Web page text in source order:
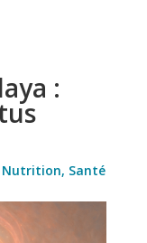
:
Nutrition, Santé